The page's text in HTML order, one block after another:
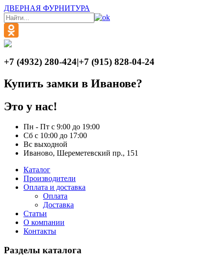
ДВЕРНАЯ ФУРНИТУРА
+7 (4932) 280-424|+7 (915) 828-04-24
Купить замки в Иванове?
Это у нас!
Пн - Пт с 9:00 до 19:00
Сб с 10:00 до 17:00
Вс выходной
Иваново, Шереметевский пр., 151
Каталог
Производители
Оплата и доставка
Оплата
Доставка
Статьи
О компании
Контакты
Разделы каталога